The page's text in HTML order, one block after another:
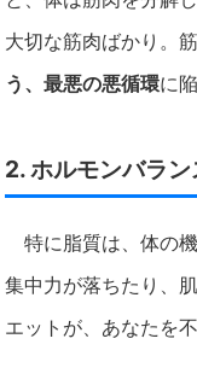
大切な筋肉ばかり。
う、最悪の悪循環に
2. ホルモンバラ
特に脂質は、体の
集中力が落ちたり、
エットが、あなたを